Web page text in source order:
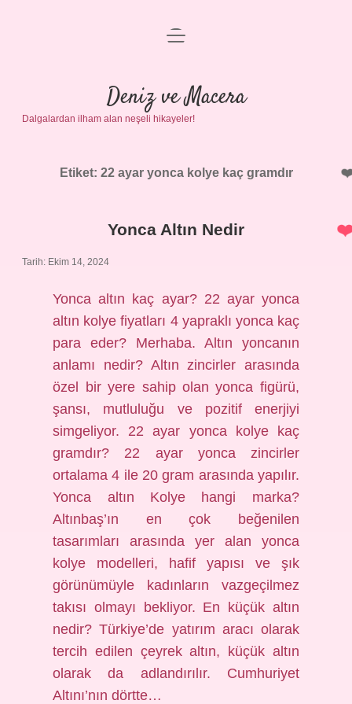
Anasayfa
Gizlilik Politikası
Yasal Uyarı
menüyü
Deniz ve Macera
Dalgalardan ilham alan neşeli hikayeler!
Etiket: 22 ayar yonca kolye kaç gramdır
Yonca Altın Nedir
Tarih: Ekim 14, 2024
Yonca altın kaç ayar? 22 ayar yonca
altın kolye fiyatları 4 yapraklı yonca kaç
para eder? Merhaba. Altın yoncanın
anlamı nedir? Altın zincirler arasında
özel bir yere sahip olan yonca figürü,
şansı, mutluluğu ve pozitif enerjiyi
simgeliyor. 22 ayar yonca kolye kaç
gramdır? 22 ayar yonca zincirler
ortalama 4 ile 20 gram arasında yapılır.
Yonca altın Kolye hangi marka?
Altınbaş’ın en çok beğenilen
tasarımları arasında yer alan yonca
kolye modelleri, hafif yapısı ve şık
görünümüyle kadınların vazgeçilmez
takısı olmayı bekliyor. En küçük altın
nedir? Türkiye’de yatırım aracı olarak
tercih edilen çeyrek altın, küçük altın
olarak da adlandırılır. Cumhuriyet
Altını’nın dörtte…